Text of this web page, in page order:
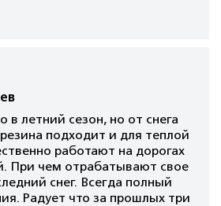
в летний сезон, но от снега
резина подходит и для теплой
работают на дорогах
При чем отрабатывают свое
снег. Всегда полный
Радует что за прошлых три